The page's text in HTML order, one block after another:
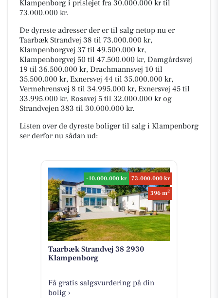
Klampenborg i prislejet fra 30.000.000 kr til
73.000.000 kr.
De dyreste adresser der er til salg netop nu er
Taarbæk Strandvej 38 til 73.000.000 kr,
Klampenborgvej 37 til 49.500.000 kr,
Klampenborgvej 50 til 47.500.000 kr, Damgårdsvej
19 til 36.500.000 kr, Drachmannsvej 10 til
35.500.000 kr, Exnersvej 44 til 35.000.000 kr,
Vermehrensvej 8 til 34.995.000 kr, Exnersvej 45 til
33.995.000 kr, Rosavej 5 til 32.000.000 kr og
Strandvejen 383 til 30.000.000 kr.
Listen over de dyreste boliger til salg i Klampenborg
ser derfor nu sådan ud:
-10.000.000 kr
73.000.000 kr
396 m2
Taarbæk Strandvej 38 2930
Klampenborg
Få gratis salgsvurdering på din
bolig ›